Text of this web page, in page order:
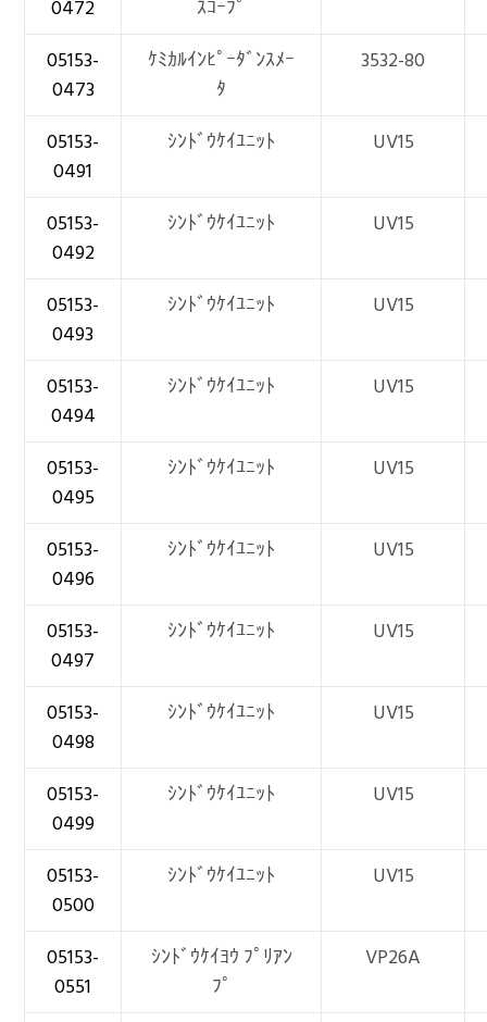
0472
ｽｺｰﾌﾟ
05153-
0473
ｹﾐｶﾙｲﾝﾋﾟｰﾀﾞﾝｽﾒｰ
ﾀ
3532-80
05153-
0491
ｼﾝﾄﾞｳｹｲﾕﾆｯﾄ UV15
05153-
0492
ｼﾝﾄﾞｳｹｲﾕﾆｯﾄ UV15
05153-
0493
ｼﾝﾄﾞｳｹｲﾕﾆｯﾄ UV15
05153-
0494
ｼﾝﾄﾞｳｹｲﾕﾆｯﾄ UV15
05153-
0495
ｼﾝﾄﾞｳｹｲﾕﾆｯﾄ UV15
05153-
0496
ｼﾝﾄﾞｳｹｲﾕﾆｯﾄ UV15
05153-
0497
ｼﾝﾄﾞｳｹｲﾕﾆｯﾄ UV15
05153-
0498
ｼﾝﾄﾞｳｹｲﾕﾆｯﾄ UV15
05153-
0499
ｼﾝﾄﾞｳｹｲﾕﾆｯﾄ UV15
05153-
0500
ｼﾝﾄﾞｳｹｲﾕﾆｯﾄ UV15
05153-
0551
ｼﾝﾄﾞｳｹｲﾖｳ ﾌﾟﾘｱﾝ
ﾌﾟ
VP26A